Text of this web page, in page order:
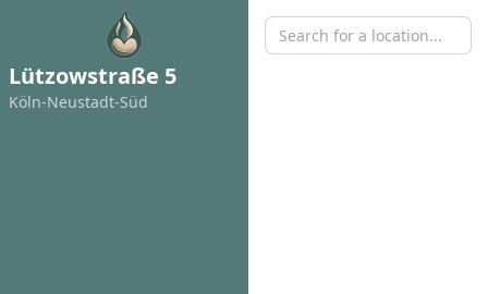
Lützowstraße 5
Köln-Neustadt-Süd